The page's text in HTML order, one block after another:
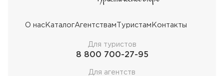
О насКаталогАгентствам Туристам Контакты
Для туристов
8 800 700-27-95
Для агентств